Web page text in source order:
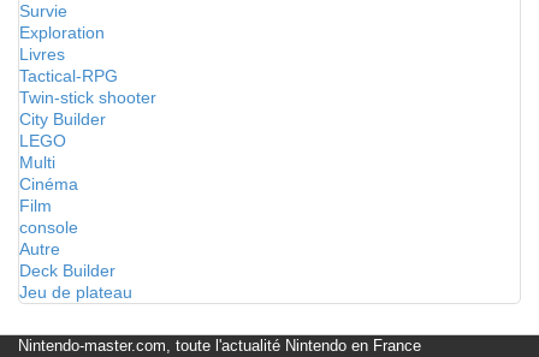
Survie
Exploration
Livres
Tactical-RPG
Twin-stick shooter
City Builder
LEGO
Multi
Cinéma
Film
console
Autre
Deck Builder
Jeu de plateau
Nintendo-master.com, toute l'actualité Nintendo en France